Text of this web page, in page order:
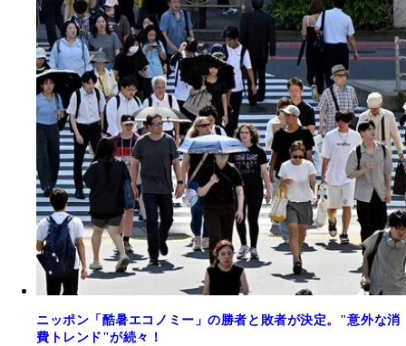
ニッポン「酷暑エコノミー」の勝者と敗者が決定。"意外な消
費トレンド"が続々！